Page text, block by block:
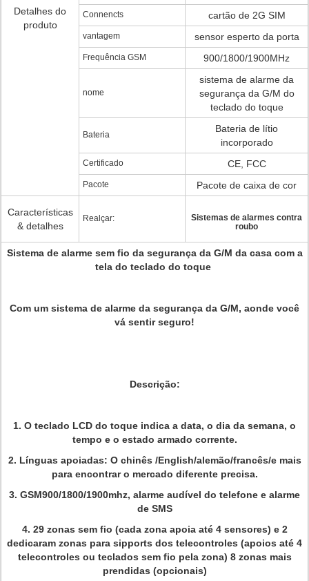
Detalhes do
produto
Connencts cartão de 2G SIM
vantagem sensor esperto da porta
Frequência GSM 900/1800/1900MHz
nome
sistema de alarme da
segurança da G/M do
teclado do toque
Bateria
Bateria de lítio
incorporado
Certificado CE, FCC
Pacote Pacote de caixa de cor
Características
& detalhes
Realçar:
Sistemas de alarmes contra
roubo
Sistema de alarme sem fio da segurança da G/M da casa com a
tela do teclado do toque
Com um sistema de alarme da segurança da G/M, aonde você
vá sentir seguro!
Descrição:
1. O teclado LCD do toque indica a data, o dia da semana, o
tempo e o estado armado corrente.
2. Línguas apoiadas: O chinês /English/alemão/francês/e mais
para encontrar o mercado diferente precisa.
3. GSM900/1800/1900mhz, alarme audível do telefone e alarme
de SMS
4. 29 zonas sem fio (cada zona apoia até 4 sensores) e 2
dedicaram zonas para sipports dos telecontroles (apoios até 4
telecontroles ou teclados sem fio pela zona) 8 zonas mais
prendidas (opcionais)